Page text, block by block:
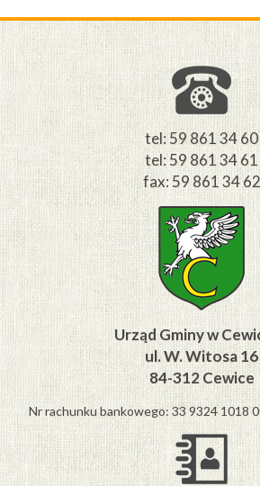
tel: 59 861 34 60
tel: 59 861 34 61
fax: 59 861 34 62
Urząd Gminy w
ul. W. Witosa 16
84-312 Cewice
Nr rachunku bankowego: 33 9324 1018